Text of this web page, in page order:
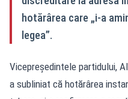
hotărârea care „i‑a
legea”.
Vicepreședintele partidului,
a subliniat că hotărârea